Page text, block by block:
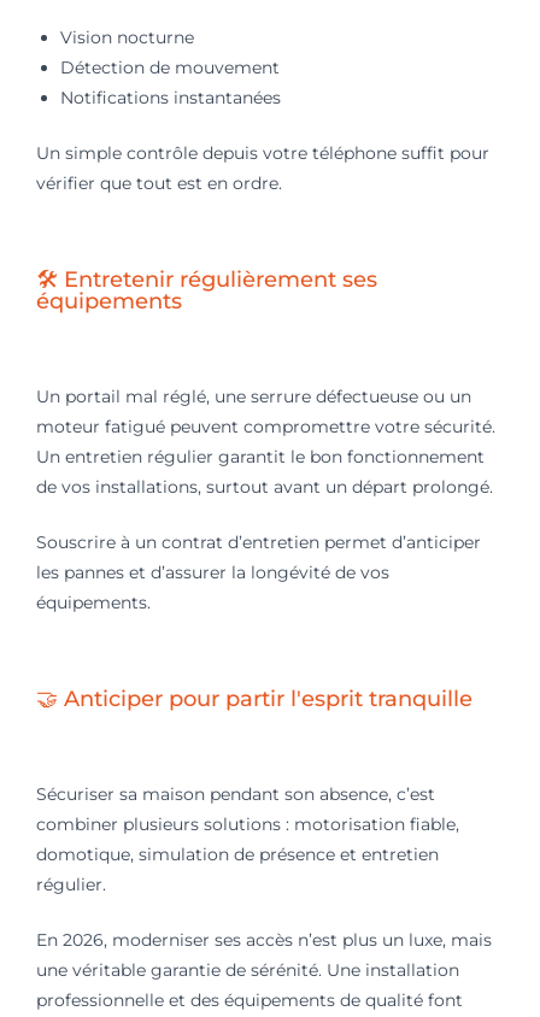
Vision nocturne
Détection de mouvement
Notifications instantanées
Un simple contrôle depuis votre téléphone suffit pour
vérifier que tout est en ordre.
🛠️ Entretenir régulièrement ses
équipements
Un portail mal réglé, une serrure défectueuse ou un
moteur fatigué peuvent compromettre votre sécurité.
Un entretien régulier garantit le bon fonctionnement
de vos installations, surtout avant un départ prolongé.
Souscrire à un contrat d’entretien permet d’anticiper
les pannes et d’assurer la longévité de vos
équipements.
🤝 Anticiper pour partir l'esprit tranquille
Sécuriser sa maison pendant son absence, c’est
combiner plusieurs solutions : motorisation fiable,
domotique, simulation de présence et entretien
régulier.
En 2026, moderniser ses accès n’est plus un luxe, mais
une véritable garantie de sérénité. Une installation
professionnelle et des équipements de qualité font